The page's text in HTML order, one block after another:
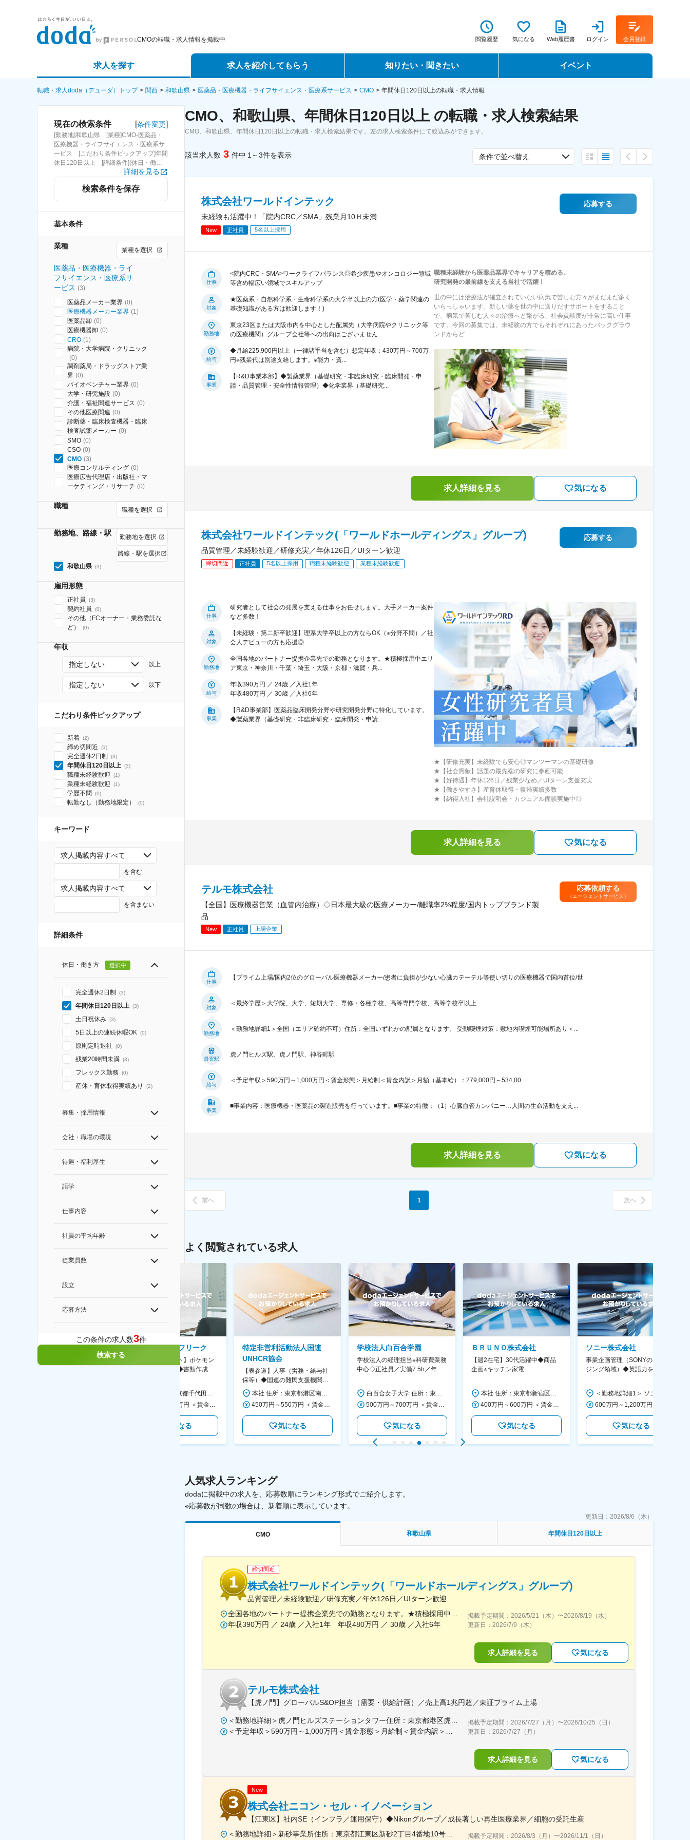
CMOの転職・求人情報を掲載中 閲覧履歴 気になる Web履歴書 ログイン 会員登録
求人を探す
詳細条件から探す
求人特集から探す
求人を紹介してもらう
エージェントサービス
スカウトサービス
知りたい・聞きたい
転職ノウハウ
データで見る転職
イベント
転職フェア
転職・求人doda（デューダ）トップ 関西 和歌山県 医薬品・医療機器・ライフサイエンス・医療系サービス CMO 年間休日120日以上の転職・求人情報
現在の検索条件 [条件変更]
[勤務地]和歌山県 [業種]CMO-医薬品・
医療機器・ライフサイエンス・医療系サ
ービス [こだわり条件ピックアップ]年間
休日120日以上 [詳細条件](休日・働き
詳細を見る
検索条件を保存
基本条件
業種 業種を選択
医薬品・医療機器・ライ
フサイエンス・医療系サ
ービス (3)
医薬品メーカー業界 (0)
医療機器メーカー業界 (1)
医薬品卸 (0)
医療機器卸 (0)
CRO (1)
病院・大学病院・クリニック
(0)
調剤薬局・ドラッグストア業
界 (0)
バイオベンチャー業界 (0)
大学・研究施設 (0)
介護・福祉関連サービス (0)
その他医療関連 (0)
診断薬・臨床検査機器・臨床
検査試薬メーカー (0)
SMO (0)
CSO (0)
CMO (3)
医療コンサルティング (0)
医療広告代理店・出版社・マ
ーケティング・リサーチ (0)
職種 職種を選択
勤務地、路線・駅 勤務地を選択
路線・駅を選択
和歌山県 (3)
雇用形態
正社員 (3)
契約社員 (0)
その他（FCオーナー・業務委託な
ど）
(0)
年収
指定しない 以上
指定しない 以下
こだわり条件ピックアップ
新着 (2)
締め切間近 (1)
完全週休2日制 (3)
年間休日120日以上 (3)
職種未経験歓迎 (1)
業種未経験歓迎 (1)
学歴不問 (0)
転勤なし（勤務地限定） (0)
キーワード
求人掲載内容すべて
を含む
求人掲載内容すべて
を含まない
詳細条件
休日・働き方 選択中
完全週休2日制 (3)
年間休日120日以上 (3)
土日祝休み (3)
5日以上の連続休暇OK (0)
原則定時退社 (0)
残業20時間未満 (3)
フレックス勤務 (0)
産休・育休取得実績あり (2)
募集・採用情報
会社・職場の環境
待遇・福利厚生
語学
仕事内容
社員の平均年齢
従業員数
設立
応募方法
この条件の求人数3件
検索する
CMO、和歌山県、年間休日120日以上 の転職・求人検索結果
CMO、和歌山県、年間休日120日以上の転職・求人検索結果です。左の求人検索条件にて絞込みができます。
該当求人数 3 件中 1～3件を表示 条件で並べ替え
株式会社ワールドインテック
未経験も活躍中！「院内CRC／SMA」残業月10Ｈ未満
New 正社員 5名以上採用
応募する
仕事
<院内CRC・SMA>ワークライフバランス◎希少疾患やオンコロジー領域
等含め幅広い領域でスキルアップ
対象
★医薬系・自然科学系・生命科学系の大学卒以上の方(医学・薬学関連の
基礎知識がある方は歓迎します！)
勤務地
東京23区または大阪市内を中心とした配属先（大学病院やクリニック等
の医療機関）グループ会社等への出向はございません...
給与
◆月給225,900円以上（一律諸手当を含む）想定年収：430万円～700万
円※残業代は別途支給します。※能力・資...
事業
【R&D事業本部】◆製薬業界（基礎研究・非臨床研究・臨床開発・申
請・品質管理・安全性情報管理）◆化学業界（基礎研究...
職種未経験から医薬品業界でキャリアを積める。
研究開発の最前線を支える当社で活躍！
世の中には治療法が確立されていない病気で苦しむ方々がまだまだ多く
いらっしゃいます。新しい薬を世の中に送りだすサポートをすること
で、病気で苦しむ人々の治療へと繋がる、社会貢献度が非常に高い仕事
です。今回の募集では、未経験の方でもそれぞれにあったバックグラウ
ンドからど...
求人詳細を見る 気になる
株式会社ワールドインテック(「ワールドホールディングス」グループ)
品質管理／未経験歓迎／研修充実／年休126日／UIターン歓迎
締切間近 正社員 5名以上採用 職種未経験歓迎 業種未経験歓迎
応募する
仕事
研究者として社会の発展を支える仕事をお任せします。大手メーカー案件
など多数！
対象
【未経験・第二新卒歓迎】理系大学卒以上の方ならOK（※分野不問）／社
会人デビューの方も応援◎
勤務地
全国各地のパートナー提携企業先での勤務となります。★積極採用中エリ
ア東京・神奈川・千葉・埼玉・大阪・京都・滋賀・兵...
給与
年収390万円 ／ 24歳 ／入社1年
年収480万円 ／ 30歳 ／入社6年
事業
【R&D事業部】医薬品臨床開発分野や研究開発分野に特化しています。
◆製薬業界（基礎研究・非臨床研究・臨床開発・申請...
★【研修充実】未経験でも安心◎マンツーマンの基礎研修
★【社会貢献】話題の最先端の研究に参画可能
★【好待遇】年休126日／残業少なめ／UIターン支援充実
★【働きやすさ】産育休取得・復帰実績多数
★【納得入社】会社説明会・カジュアル面談実施中◎
求人詳細を見る 気になる
テルモ株式会社
【全国】医療機器営業（血管内治療）◇日本最大級の医療メーカー/離職率2%程度/国内トップブランド製
品
New 正社員 上場企業
応募依頼する
（エージェントサービス）
仕事
【プライム上場/国内2位のグローバル医療機器メーカー/患者に負担が少ない心臓カテーテル等使い切りの医療機器で国内首位/世
対象
＜最終学歴＞大学院、大学、短期大学、専修・各種学校、高等専門学校、高等学校卒以上
勤務地
＜勤務地詳細1＞全国（エリア確約不可）住所：全国いずれかの配属となります。 受動喫煙対策：敷地内喫煙可能場所あり＜...
最寄駅
虎ノ門ヒルズ駅、虎ノ門駅、神谷町駅
給与
＜予定年収＞590万円～1,000万円＜賃金形態＞月給制＜賃金内訳＞月額（基本給）：279,000円～534,00...
事業
■事業内容：医療機器・医薬品の製造販売を行っています。■事業の特徴：（1）心臓血管カンパニー…人間の生命活動を支え...
求人詳細を見る 気になる
前へ 1 次へ
よく閲覧されている求人
AGC株式会社
【横浜※一般職/転勤なし】庶
株式会社ゲームフリーク
【庶務アシスタント】ポケモン
シリーズ開発企業◆書類作成・
本社 住所：東京都千代田区神田錦町2-2-1 KANDASQUARE 受動喫煙対策：屋内全面禁煙 変更の範囲：会社の定める事業所
350万円～500万円 ＜賃金形態＞ 月給制 ＜賃金内訳＞ 月額（基本給）：215,000円～307,000円 固定残業手当/月：76,700円～110,000円（固定残業時間45時間0分/月） 超過した時間外労働の残業手当は追加支給 ＜月給＞ 291,700円～417,000円（一律手当を含む） ＜昇給有無＞ 有 ＜残業手当＞ 有 ＜給与補足＞ ※経験・能力を考慮の上、年齢に関わりなく当社規定により優遇します。 賃金はあくまでも目安の金額であり、選考を通じて上下する可能性があります。 月給(月額)は固定手当を含めた表記です。
気になる
特定非営利活動法人国連
UNHCR協会
【表参道】人事（労務・給与社
保等）◆国連の難民支援機関の
活動を支える日本公式支援窓口
◆正職員登用前提
本社 住所：東京都港区南青山6-10-11 ウェスレーセンター3F 勤務地最寄駅：地下鉄各線／表参道駅 受動喫煙対策：屋内全面禁煙 変更の範囲：会社の定める事業所（リモートワーク含む）
450万円～550万円 ＜賃金形態＞ 月給制 ＜賃金内訳＞ 月額（基本給）：340,000円～420,000円 ＜月給＞ 340,000円～420,000円 ＜昇給有無＞ 有 ＜残業手当＞ 有 ＜給与補足＞ ※能力・経験によって決定します。 ■賞与あり（業績評価に応じて支給） 賃金はあくまでも目安の金額であり、選考を通じて上下する可能性があります。 月給(月額)は固定手当を含めた表記です。
気になる
学校法人白百合学園
学校法人の経理担当※科研費業務
中心◇正社員／実働7.5h／年休
大学
白百合女子大学 住所：東京都調布市緑ヶ丘1-25 勤務地最寄駅：京王線／仙川駅 受動喫煙対策：屋内全面禁煙 変更の範囲：会社の定める事業所
500万円～700万円 ＜賃金形態＞ 月給制 ＜賃金内訳＞ 月額（基本給）：280,000円～430,000円 ＜月給＞ 280,000円～430,000円 ＜昇給有無＞ 有 ＜残業手当＞ 有 ＜給与補足＞ ※年齢・過去の経験に基づき、本学規定に合わせ決定 【残業手当】有 /残業時間に応じて全額支給（※想定年収に含む） 【各種手当】扶養手当/住宅手当/通勤手当 等 【賞与】年2回（6月、12月） 【昇給】年1回（4月） 賃金はあくまでも目安の金額であり、選考を通じて上下する可能性があります。 月給(月額)は固定手当を含めた表記です。
気になる
ＢＲＵＮＯ株式会社
【週2在宅】30代活躍中◆商品
企画※キッチン家電
画～調達／働き方◎
本社 住所：東京都新宿区西新宿6丁目22-1 新宿スクエアタワー B1階 勤務地最寄駅：東京メトロ丸ノ内線／西新宿駅 受動喫煙対策：屋内全面禁煙 変更の範囲：会社の定める事業所（リモートワーク含む）
400万円～600万円 ＜賃金形態＞ 月給制 経験・能力を考慮の上、優遇いたします。 ＜賃金内訳＞ 月額（基本給）：300,000円～450,000円 ＜月給＞ 300,000円～450,000円 ＜昇給有無＞ 有 ＜残業手当＞ 有 ＜給与補足＞ ・賞与実績：年2回 ・昇給：年1回 ※半年毎に評価を行い、評価が高ければ年齢に関係なく昇給・昇格していきます。創造性の高い人・新しいことにチャレンジした人が高い評価を得られます。 賃金はあくまでも目安の金額であり、選考を通じて上下する可能性があります。 月給(月額)は固定手当を含めた表記です。
気になる
ソニー株式会社
事業企画管理（SONYのイメー
ジング領域）◆英語力を活か
気になる
人気求人ランキング
dodaに掲載中の求人を、応募数順にランキング形式でご紹介します。
※応募数が同数の場合は、新着順に表示しています。
更新日： 2026/8/6（木）
CMO 和歌山県 年間休日120日以上
締切間近
株式会社ワールドインテック(「ワールドホールディングス」グループ)
品質管理／未経験歓迎／研修充実／年休126日／UIターン歓迎
全国各地のパートナー提携企業先での勤務となります。★積極採用中エリア東京・神奈川・千葉・埼玉・大阪・京都・滋賀・兵庫・愛知・三重・福岡※北海道・沖縄県を除く45都府県に多彩なプロジェクトを用意。※勤務地は希望を最大限考慮して決定します。※U・Iターン歓迎！住宅補助あり（月6万7000円まで会社補助）＼NEW！エリア制度導入／全国でスキルを伸ばしたい方も、好きな場所で研究をしたい方も、ご希望をお聞かせください！詳細は選考時にご案内いたします。【配属先企業の一例】中外製薬株式会社中外製薬工業株式会社株式会社明治堺化学工業株式会社日本化薬株式会社日東電工株式会社 豊橋事業所ニプロファーマ株式会社 大舘工場株式会社カネカ株式会社DNPファインケミカル宇都宮株式会社中外医科学研究所東邦チタニウム株式会社高田製薬株式会社株式会社理研ジェネシス株式会社マテリアルゲート三井化学EMS株式会社株式会社エネコート 他
年収390万円 ／ 24歳 ／入社1年 年収480万円 ／ 30歳 ／入社6年
掲載予定期間： 2026/5/21（木） 〜2026/8/19（水）
更新日： 2026/7/9（木）
求人詳細を見る 気になる
テルモ株式会社
【虎ノ門】グローバルS&OP担当（需要・供給計画）／売上高1兆円超／東証プライム上場
＜勤務地詳細＞虎ノ門ヒルズステーションタワー住所：東京都港区虎ノ門２丁目６－１ 虎ノ門ヒルズ ステーションタワー 受動喫煙対策：敷地内喫煙可能場所あり変更の範囲：会社の定める事業所
＜予定年収＞590万円～1,000万円＜賃金形態＞月給制＜賃金内訳＞月額（基本給）：279,000円～534,000円＜月給＞279,000円～534,000円＜昇給有無＞有＜残業手当＞有＜給与補足＞※上記年収はあくまでも目安の金額であり、選考を通じて経験、能力等を考慮し同社規定により決定します。■賞与あり（年2回）■昇給・昇格あり（年1回）■職位：一般職～主任職賃金はあくまでも目安の金額であり、選考を通じて上下する可能性があります。月給(月額)は固定手当を含めた表記です。
掲載予定期間： 2026/7/27（月） 〜2026/10/25（日）
更新日： 2026/7/27（月）
求人詳細を見る 気になる
New
株式会社ニコン・セル・イノベーション
【江東区】社内SE（インフラ／運用保守）◆Nikonグループ／成長著しい再生医療業界／細胞の受託生産
＜勤務地詳細＞新砂事業所住所：東京都江東区新砂2丁目4番地10号東京グランポートAKB 勤務地最寄駅：JR京葉線／潮見駅受動喫煙対策：屋内全面禁煙変更の範囲：会社の定める事業所
掲載予定期間： 2026/8/3（月） 〜2026/11/1（日）